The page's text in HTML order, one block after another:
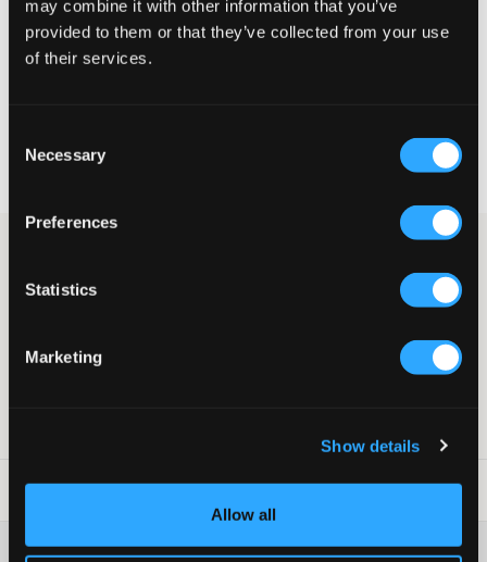
may combine it with other information that you’ve
provided to them or that they’ve collected from your use
of their services.
Selection
Necessary
Preferences
Statistics
Marketing
Show details
Allow all
WYBIERZ SWÓJ ROZMIAR
60 dni na zwrot
Bluza
Nadruk
Wskazówki dotyczące prania
Więcej informacji na temat instrukcji prania